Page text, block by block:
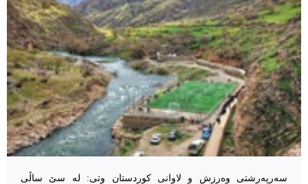
سەرپەرشتی وەرزش و لاوانی کوردستان وتی: لە سێ ساڵی